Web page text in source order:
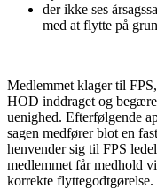
der ikke ses
med at flytte på
Medlemmet klager til
HOD inddraget og
uenighed. Efterfølgende
sagen medfører blot en
henvender sig til FPS
medlemmet får medhold
korrekte flyttegodtgørelse.